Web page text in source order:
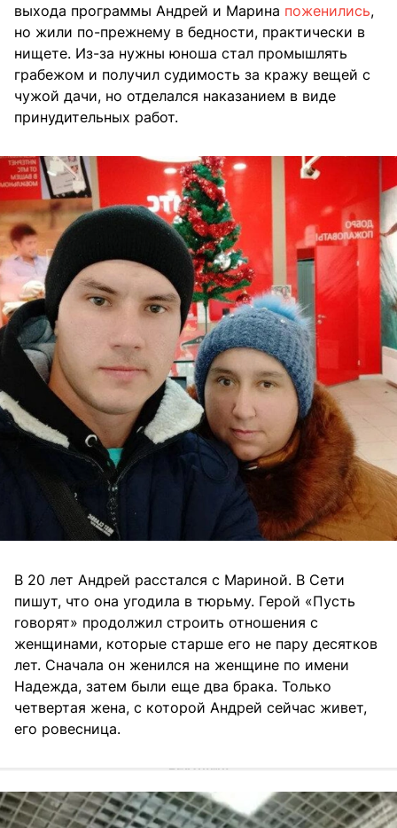
выхода программы Андрей и Марина поженились,
но жили по-прежнему в бедности, практически в
нищете. Из-за нужны юноша стал промышлять
грабежом и получил судимость за кражу вещей с
чужой дачи, но отделался наказанием в виде
принудительных работ.
В 20 лет Андрей расстался с Мариной. В Сети
пишут, что она угодила в тюрьму. Герой «Пусть
говорят» продолжил строить отношения с
женщинами, которые старше его не пару десятков
лет. Сначала он женился на женщине по имени
Надежда, затем были еще два брака. Только
четвертая жена, с которой Андрей сейчас живет,
его ровесница.